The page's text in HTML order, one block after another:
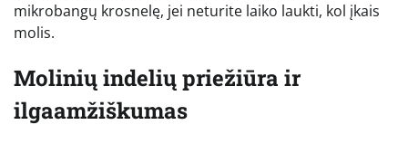
mikrobangų krosnelę, jei neturite laiko laukti, kol įkais
molis.
Molinių indelių priežiūra ir
ilgaamžiškumas